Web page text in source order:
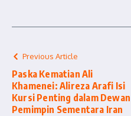
Previous Article
Paska Kematian Ali
Khamenei: Alireza Arafi Isi
Kursi Penting dalam Dewan
Pemimpin Sementara Iran